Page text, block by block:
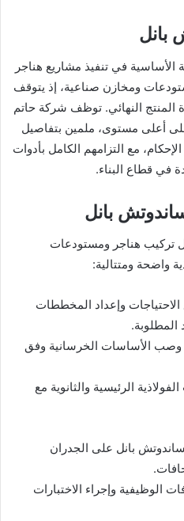
بانل
الأساسية في تنفيذ مشاريع هناجر
ومخازن صناعية، إذ يتوقف
النهائي. توظف شركة حاتم
أعلى مستوى، ملمين بتفاصيل
مع التزامهم الكامل بأدوات
في قطاع البناء.
بانل
تركيب هناجر ومستودعات
واضحة ومتتالية:
وإعداد المخططات
المطلوبة.
وصب الأساسات الخرسانية وفق
الرئيسية والثانوية مع
بانل على الجدران
الوظيفية وإجراء الاختبارات